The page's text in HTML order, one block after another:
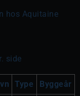
hos Aquitaine
side
Type Byggeår